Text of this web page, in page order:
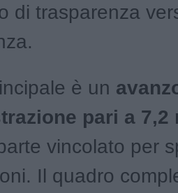
di trasparenza
è un
pari a 7,2
vincolato per
Il quadro